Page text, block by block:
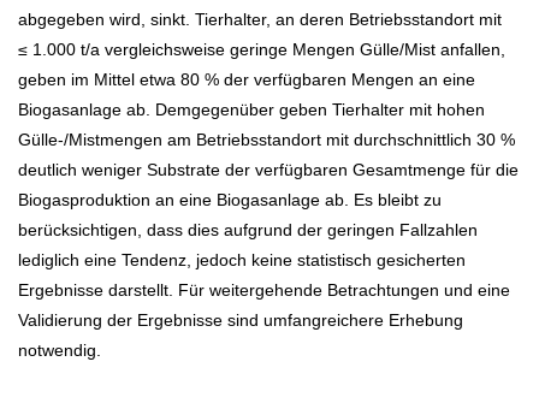
abgegeben wird, sinkt. Tierhalter, an deren Betriebsstandort mit
≤ 1.000 t/a vergleichsweise geringe Mengen Gülle/Mist anfallen,
geben im Mittel etwa 80 % der verfügbaren Mengen an eine
Biogasanlage ab. Demgegenüber geben Tierhalter mit hohen
Gülle-/Mistmengen am Betriebsstandort mit durchschnittlich 30 %
deutlich weniger Substrate der verfügbaren Gesamtmenge für die
Biogasproduktion an eine Biogasanlage ab. Es bleibt zu
berücksichtigen, dass dies aufgrund der geringen Fallzahlen
lediglich eine Tendenz, jedoch keine statistisch gesicherten
Ergebnisse darstellt. Für weitergehende Betrachtungen und eine
Validierung der Ergebnisse sind umfangreichere Erhebung
notwendig.